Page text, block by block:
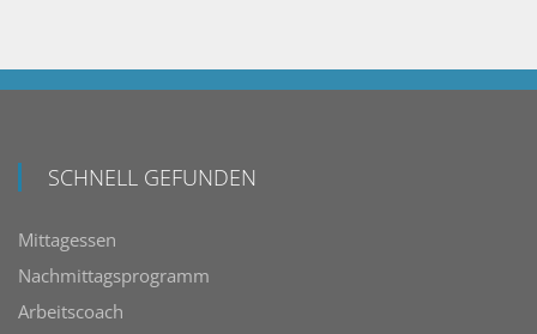
SCHNELL GEFUNDEN
Mittagessen
Nachmittagsprogramm
Arbeitscoach